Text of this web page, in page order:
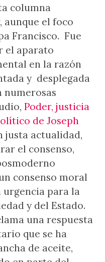
columna
aunque el foco
Francisco. Fue
el aparato
en la razón
y desplegada
numerosas
Poder, justicia
de Joseph
justa actualidad,
el consenso,
consenso moral
para la
y del Estado.
una respuesta
que se ha
de aceite,